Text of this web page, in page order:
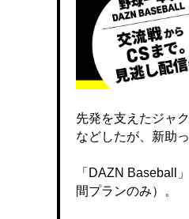
先発を支えたジャ
などしたが、新助
「DAZN Baseball」
間プランのみ）。